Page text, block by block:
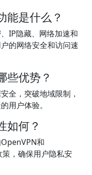
能是什么？
IP隐藏、网络加速和
的网络安全和访问速
些优势？
全，突破地域限制，
用户体验。
如何？
和
，确保用户隐私安